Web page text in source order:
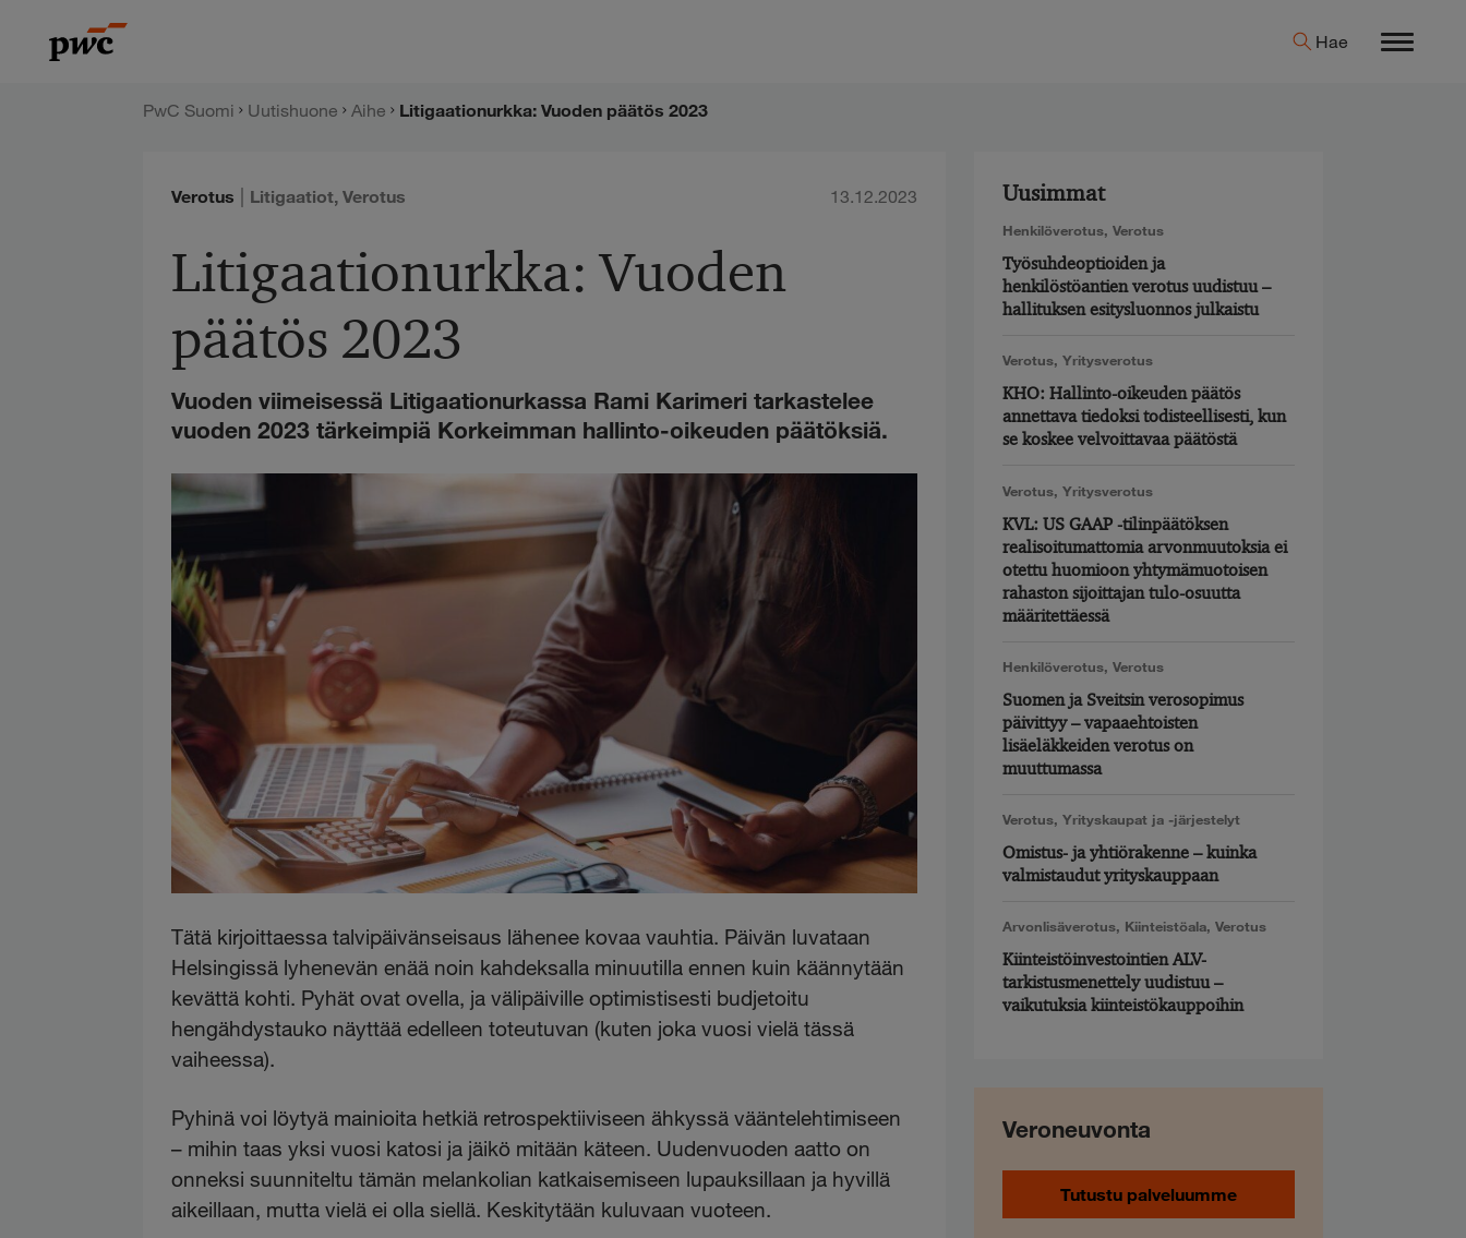
sisältöön
PwC:n
Hae Menu
PwC Suomi Uutishuone Aihe Litigaationurkka: Vuoden päätös 2023
Verotus | Litigaatiot,Verotus 13.12.2023
Litigaationurkka: Vuoden
päätös 2023
Vuoden viimeisessä Litigaationurkassa Rami Karimeri tarkastelee
vuoden 2023 tärkeimpiä Korkeimman hallinto-oikeuden päätöksiä.
Tätä kirjoittaessa talvipäivänseisaus lähenee kovaa vauhtia. Päivän luvataan
Helsingissä lyhenevän enää noin kahdeksalla minuutilla ennen kuin käännytään
kevättä kohti. Pyhät ovat ovella, ja välipäiville optimistisesti budjetoitu
hengähdystauko näyttää edelleen toteutuvan (kuten joka vuosi vielä tässä
vaiheessa).
Pyhinä voi löytyä mainioita hetkiä retrospektiiviseen ähkyssä vääntelehtimiseen
– mihin taas yksi vuosi katosi ja jäikö mitään käteen. Uudenvuoden aatto on
onneksi suunniteltu tämän melankolian katkaisemiseen lupauksillaan ja hyvillä
aikeillaan, mutta vielä ei olla siellä. Keskitytään kuluvaan vuoteen.
Uusimmat
Henkilöverotus,Verotus
Työsuhdeoptioiden ja
henkilöstöantien verotus uudistuu –
hallituksen esitysluonnos julkaistu
Verotus,Yritysverotus
KHO: Hallinto-oikeuden päätös
annettava tiedoksi todisteellisesti, kun
se koskee velvoittavaa päätöstä
Verotus,Yritysverotus
KVL: US GAAP -tilinpäätöksen
realisoitumattomia arvonmuutoksia ei
otettu huomioon yhtymämuotoisen
rahaston sijoittajan tulo-osuutta
määritettäessä
Henkilöverotus,Verotus
Suomen ja Sveitsin verosopimus
päivittyy – vapaaehtoisten
lisäeläkkeiden verotus on
muuttumassa
Verotus,Yrityskaupat ja -järjestelyt
Omistus- ja yhtiörakenne – kuinka
valmistaudut yrityskauppaan
Arvonlisäverotus, Kiinteistöala,Verotus
Kiinteistöinvestointien ALV-
tarkistusmenettely uudistuu –
vaikutuksia kiinteistökauppoihin
Veroneuvonta
Tutustu palveluumme